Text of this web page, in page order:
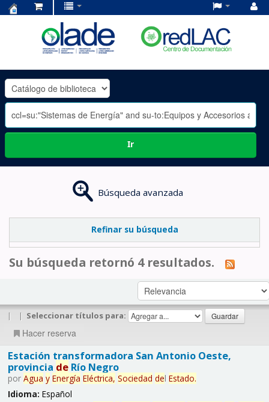
OLADE
-
Ir
Búsqueda avanzada
Refinar su búsqueda
Su búsqueda retornó 4 resultados.
| | Seleccionar títulos para:
Hacer reserva
Estación transformadora San Antonio Oeste,
provincia deRío Negro
por Agua y Energía Eléctrica, Sociedad del Estado.
Idioma: Español